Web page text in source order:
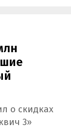
о скидках
3»